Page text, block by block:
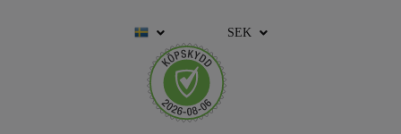
SEK